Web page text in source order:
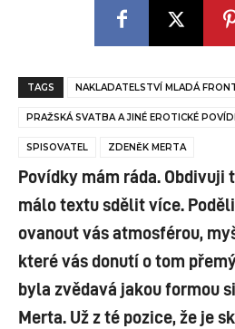
TAGS NAKLADATELSTVÍ MLADÁ
PRAŽSKÁ SVATBA A JINÉ EROTICKÉ
SPISOVATEL ZDENĚK MERTA
Povídky mám ráda. Obdivuji
málo textu sdělit více.
ovanout vás atmosférou,
které vás donutí o tom
byla zvědavá jakou formou
Merta. Už z té pozice, že je